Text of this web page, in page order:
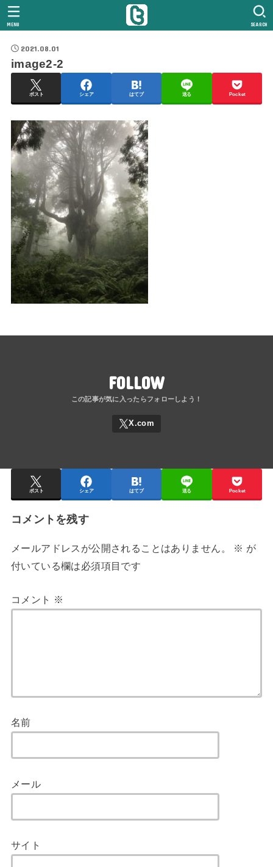
SEARCH
MENU
2021.08.01
image2-2
ポスト シェア はてブ 送る Pocket
FOLLOW
ポスト シェア はてブ 送る Pocket
コメントを残す
メールアドレスが公開されることはありません。 ※ が
付いている欄は必須項目です
コメント ※
名前
メール
サイト